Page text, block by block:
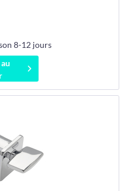
8-12 jours